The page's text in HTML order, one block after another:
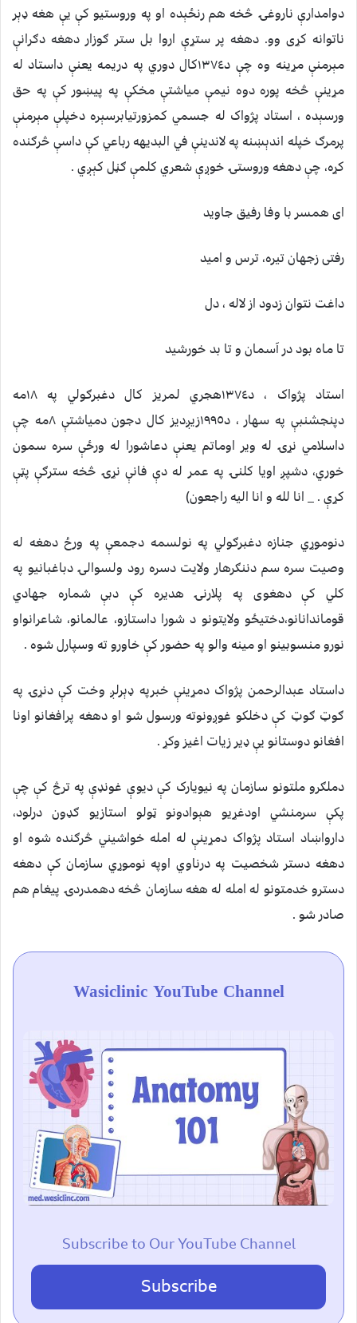
دوامدارې ناروغۍ څخه هم رنځېده او په وروستيو کې يې هغه ډېر
ناتوانه کړى وو. دهغه پر ستړې اروا بل ستر ګوزار دهغه دګرانې
مېرمنې مړينه وه چې د١٣٧٤کال دوري په دريمه يعنې داستاد له
مړينې څخه پوره دوه نيمې مياشتې مخکې په پيښور کې په حق
ورسېده ، استاد پژواک له جسمي کمزورتيابرسېره دخپلې مېرمنې
پرمرګ خپله اندېښنه په لاندينې في البديهه رباعي کې داسې څرګنده
کړه، چې دهغه وروستۍ خوږې شعري کلمې ګڼل کېږي .
اى همسر با وفا رفيق جاويد
رفتى زجهان تيره، ترس و اميد
داغت نتوان زدود از لاله ، دل
تا ماه بود در آسمان و تا بد خورشيد
استاد پژواک ، د١٣٧٤هجري لمريز کال دغبرګولي په ١٨مه
دپنجشنبې په سهار ، د١٩٩٥زيږديز کال دجون دمياشتې ٨مه چې
داسلامي نړۍ له وير اوماتم يعنې دعاشورا له ورځې سره سمون
خوري، دشپږ اويا کلنۍ په عمر له دې فانې نړۍ څخه سترګې پټې
کړې . _ انا لله و انا اليه راجعون)
دنوموړي جنازه دغبرګولي په نولسمه دجمعې په ورځ دهغه له
وصيت سره سم دننګرهار ولايت دسره رود ولسوالۍ دباغبانيو په
کلي کې دهغوى په پلارنۍ هديره کې دبې شماره جهادي
قوماندانانو،دختيځو ولايتونو د شورا داستازو، عالمانو، شاعرانواو
نورو منسوبينو او مينه والو په حضور کې خاورو ته وسپارل شوه .
داستاد عبدالرحمن پژواک دمړينې خبرپه ډېرلږ وخت کې دنړۍ په
ګوټ ګوټ کې دخلکو غوږونوته ورسول شو او دهغه پرافغانو اونا
افغانو دوستانو يې ډير زيات اغيز وکړ .
دملګرو ملتونو سازمان په نيويارک کې ديوې غونډې په ترڅ کې چې
پکې سرمنشي اودغړيو هېوادونو ټولو استازيو ګډون درلود،
دارواښاد استاد پژواک دمړينې له امله خواشيني څرګنده شوه او
دهغه دستر شخصيت په درناوي اوپه نوموړي سازمان کې دهغه
دسترو خدمتونو له امله له هغه سازمان څخه دهمدردۍ پيغام هم
صادر شو .
Wasiclinic YouTube Channel
Subscribe to Our YouTube Channel
Subscribe